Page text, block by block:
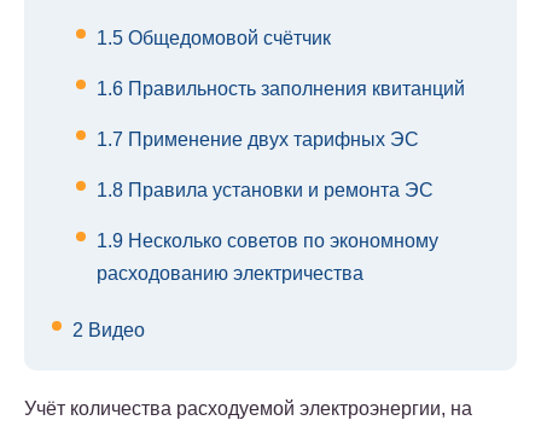
1.5 Общедомовой счётчик
1.6 Правильность заполнения квитанций
1.7 Применение двух тарифных ЭС
1.8 Правила установки и ремонта ЭС
1.9 Несколько советов по экономному
расходованию электричества
2 Видео
Учёт количества расходуемой электроэнергии, на